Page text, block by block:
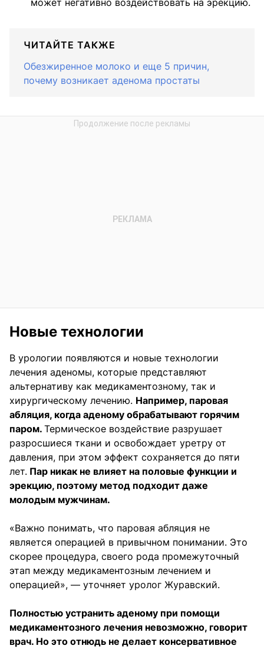
может негативно воздействовать на эрекцию.
ЧИТАЙТЕ ТАКЖЕ
Обезжиренное молоко и еще 5 причин,
почему возникает аденома простаты
Новые технологии
В урологии появляются и новые технологии
лечения аденомы, которые представляют
альтернативу как медикаментозному, так и
хирургическому лечению. Например, паровая
абляция, когда аденому обрабатывают горячим
паром. Термическое воздействие разрушает
разросшиеся ткани и освобождает уретру от
давления, при этом эффект сохраняется до пяти
лет. Пар никак не влияет на половые функции и
эрекцию, поэтому метод подходит даже
молодым мужчинам.
«Важно понимать, что паровая абляция не
является операцией в привычном понимании. Это
скорее процедура, своего рода промежуточный
этап между медикаментозным лечением и
операцией», — уточняет уролог Журавский.
Полностью устранить аденому при помощи
медикаментозного лечения невозможно, говорит
врач. Но это отнюдь не делает консервативное